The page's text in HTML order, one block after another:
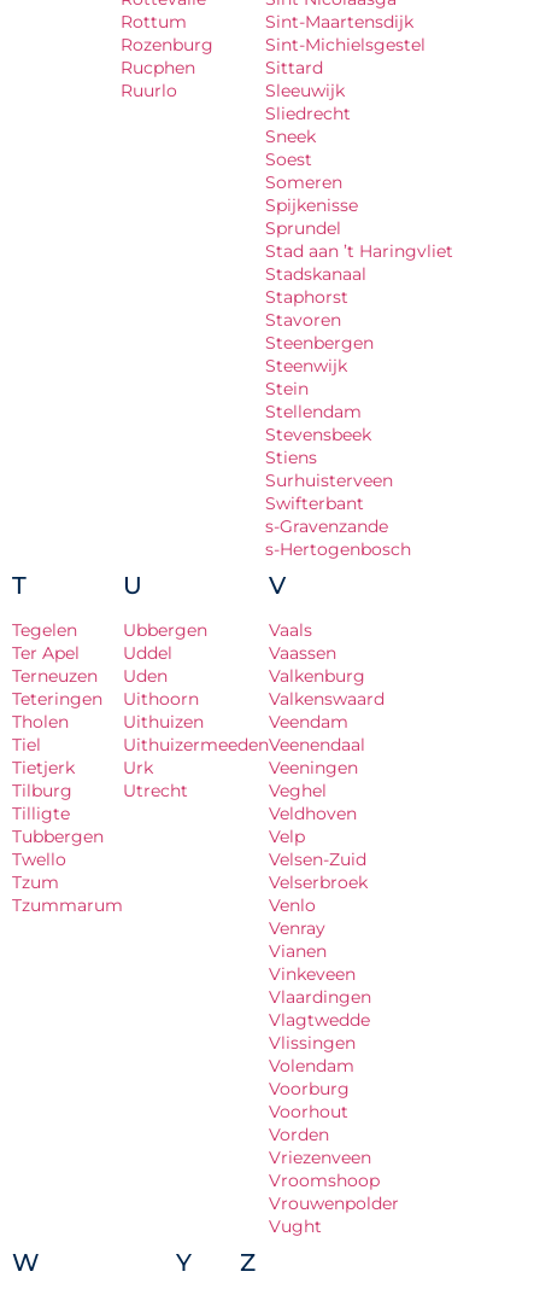
Rottum
Rozenburg
Rucphen
Ruurlo
Sint-Maartensdijk
Sint-Michielsgestel
Sittard
Sleeuwijk
Sliedrecht
Sneek
Soest
Someren
Spijkenisse
Sprundel
Stad aan ’t Haringvliet
Stadskanaal
Staphorst
Stavoren
Steenbergen
Steenwijk
Stein
Stellendam
Stevensbeek
Stiens
Surhuisterveen
Swifterbant
s-Gravenzande
s-Hertogenbosch
T
Tegelen
Ter Apel
Terneuzen
Teteringen
Tholen
Tiel
Tietjerk
Tilburg
Tilligte
Tubbergen
Twello
Tzum
Tzummarum
U
Ubbergen
Uddel
Uden
Uithoorn
Uithuizen
Uithuizermeeden
Urk
Utrecht
V
Vaals
Vaassen
Valkenburg
Valkenswaard
Veendam
Veenendaal
Veeningen
Veghel
Veldhoven
Velp
Velsen-Zuid
Velserbroek
Venlo
Venray
Vianen
Vinkeveen
Vlaardingen
Vlagtwedde
Vlissingen
Volendam
Voorburg
Voorhout
Vorden
Vriezenveen
Vroomshoop
Vrouwenpolder
Vught
W Y Z